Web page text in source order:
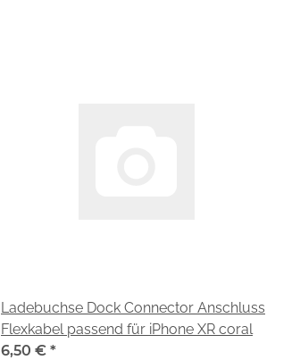
Ladebuchse Dock Connector Anschluss
Flexkabel passend für iPhone XR coral
6,50 € *